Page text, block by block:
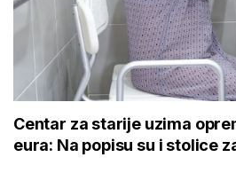
Centar za starije uzima
eura: Na popisu su i stolice